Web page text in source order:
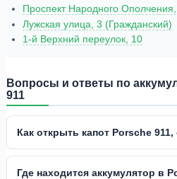
Проспект Народного
Лужская улица, 3 (Гражданский)
1-й Верхний переулок, 10
Вопросы и ответы по
911
Как открыть капот Porsche
Где находится аккумулятор в